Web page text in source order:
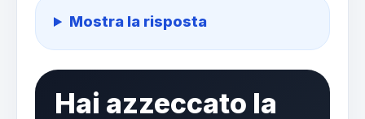
Mostra la risposta
Hai azzeccato la